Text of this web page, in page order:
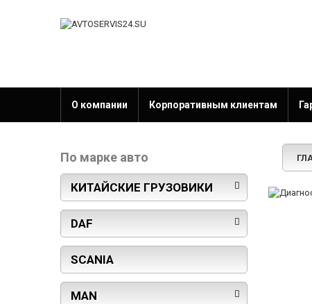
О компании Корпоративным клиентам
По марке авто
КИТАЙСКИЕ ГРУЗОВИКИ
DAF
SCANIA
MAN